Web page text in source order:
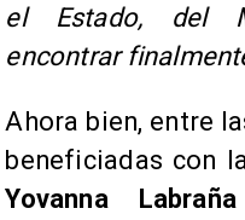
el Estado, del
encontrar
Ahora bien, entre
beneficiadas con
Yovanna